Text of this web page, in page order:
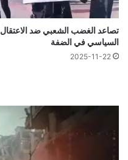
تصاعد الغضب الشعبي ضد الاعتقال
السياسي في الضفة
2025-11-22